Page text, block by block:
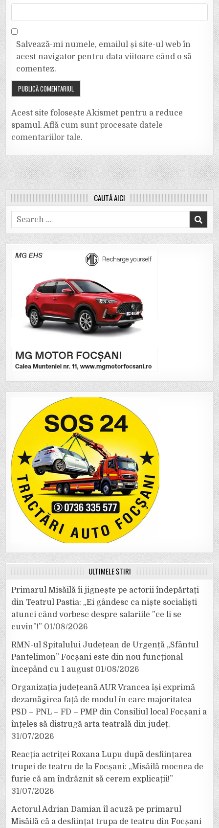
Salvează-mi numele, emailul și site-ul web în
acest navigator pentru data viitoare când o să
comentez.
Acest site folosește Akismet pentru a reduce
spamul.Află cum sunt procesate datele
comentariilor tale.
CAUTĂ AICI
Search
for:
ULTIMELE ȘTIRI
Primarul Misăilă îi jignește pe actorii îndepărtați
din Teatrul Pastia: „Ei gândesc ca niște socialiști
atunci când vorbesc despre salariile ”ce li se
cuvin”!” 01/08/2026
RMN-ul Spitalului Județean de Urgență „Sfântul
Pantelimon” Focșani este din nou funcțional
începând cu 1 august 01/08/2026
Organizația județeană AUR Vrancea își exprimă
dezamăgirea față de modul în care majoritatea
PSD – PNL – FD – PMP din Consiliul local Focșani a
înțeles să distrugă arta teatrală din județ.
31/07/2026
Reacția actriței Roxana Lupu după desființarea
trupei de teatru de la Focșani: „Misăilă mocnea de
furie că am îndrăznit să cerem explicații!”
31/07/2026
Actorul Adrian Damian îl acuză pe primarul
Misăilă că a desființat trupa de teatru din Focșani